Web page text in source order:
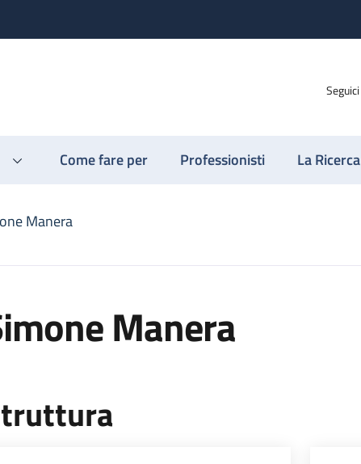
Seguici
Come fare per Professionisti La Ricerca
Manera
Manera